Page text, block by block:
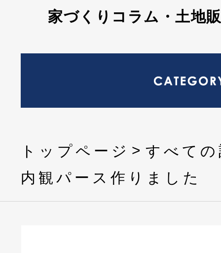
家づくりコラム・土地
トップページ
すべて
内観パース作りました